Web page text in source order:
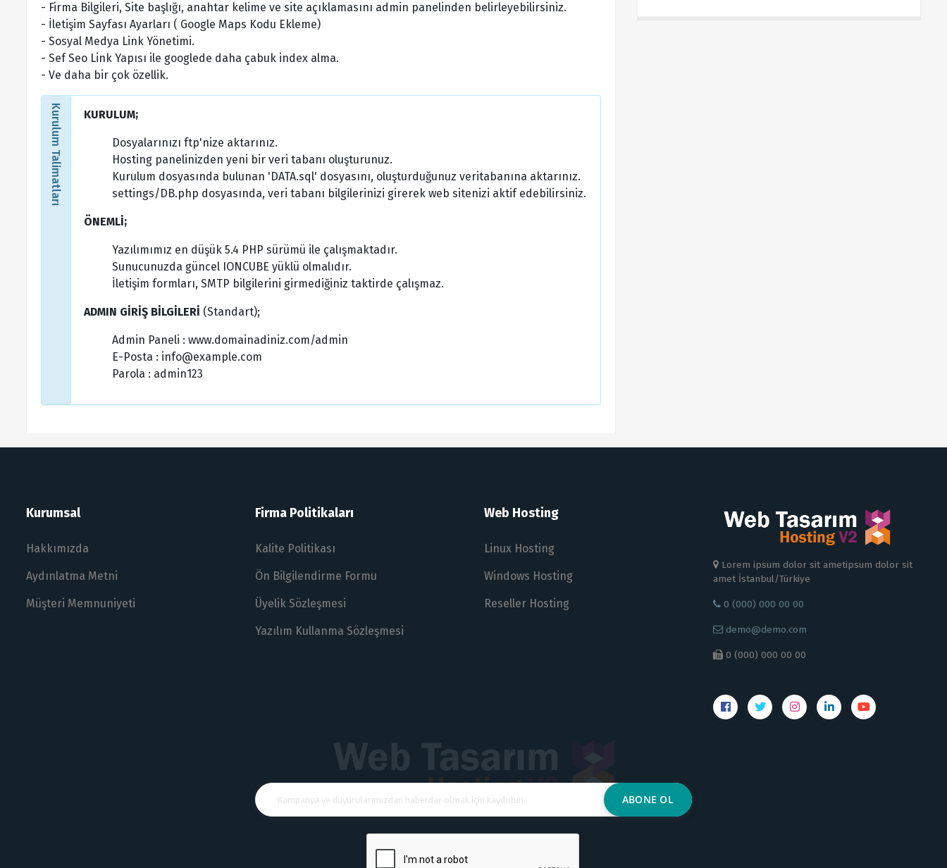
- Firma Bilgileri, Site başlığı, anahtar kelime ve site açıklamasını admin panelinden belirleyebilirsiniz.
- İletişim Sayfası Ayarları ( Google Maps Kodu Ekleme)
- Sosyal Medya Link Yönetimi.
- Sef Seo Link Yapısı ile googlede daha çabuk index alma.
- Ve daha bir çok özellik.
Kurulum Talimatları KURULUM;
Dosyalarınızı ftp'nize aktarınız.
Hosting panelinizden yeni bir veri tabanı oluşturunuz.
Kurulum dosyasında bulunan 'DATA.sql' dosyasını, oluşturduğunuz veritabanına aktarınız.
settings/DB.php dosyasında, veri tabanı bilgilerinizi girerek web sitenizi aktif edebilirsiniz.
ÖNEMLİ;
Yazılımımız en düşük 5.4 PHP sürümü ile çalışmaktadır.
Sunucunuzda güncel IONCUBE yüklü olmalıdır.
İletişim formları, SMTP bilgilerini girmediğiniz taktirde çalışmaz.
ADMIN GİRİŞ BİLGİLERİ (Standart);
Admin Paneli : www.domainadiniz.com/admin
E-Posta : info@example.com
Parola : admin123
Kurumsal
Hakkımızda
Aydınlatma Metni
Müşteri Memnuniyeti
Firma Politikaları
Kalite Politikası
Ön Bilgilendirme Formu
Üyelik Sözleşmesi
Yazılım Kullanma Sözleşmesi
Web Hosting
Linux Hosting
Windows Hosting
Reseller Hosting
Lorem ipsum dolor sit ametipsum dolor sit
amet İstanbul/Türkiye
0 (000) 000 00 00
demo@demo.com
0 (000) 000 00 00